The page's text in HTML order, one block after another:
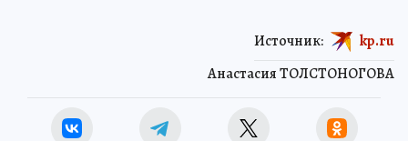
Анастасия ТОЛСТОНОГОВА
Источник: kp.ru